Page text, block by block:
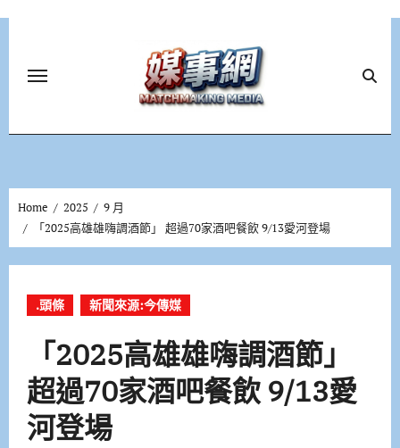
Home 2025
9 月
「2025高雄雄嗨調酒節」 超過70家酒吧餐飲 9/13愛河登場
.頭條 新聞來源:今傳媒
「2025高雄雄嗨調酒節」
超過70家酒吧餐飲 9/13愛
河登場